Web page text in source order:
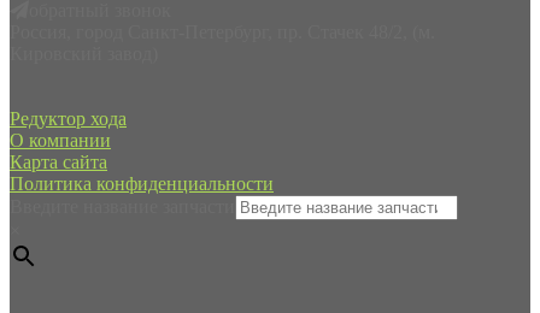
Редуктор хода
О компании
Карта сайта
Политика конфиденциальности